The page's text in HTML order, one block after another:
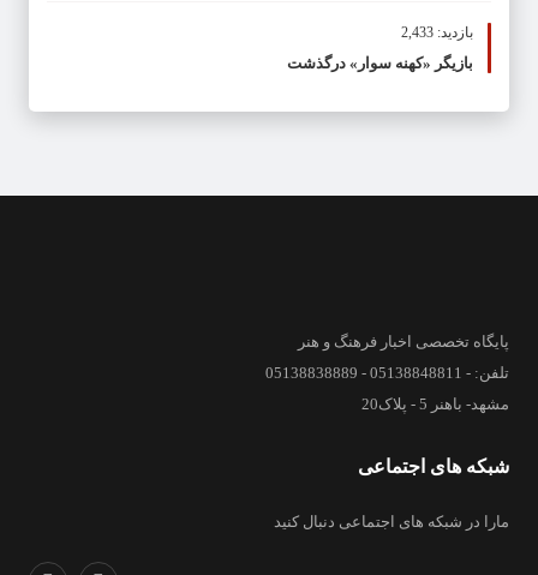
بازدید: 2,433
بازیگر «کهنه سوار» درگذشت
پایگاه تخصصی اخبار فرهنگ و هنر
تلفن: - 05138848811 - 05138838889
مشهد- باهنر 5 - پلاک20
شبکه های اجتماعی
مارا در شبکه های اجتماعی دنبال کنید